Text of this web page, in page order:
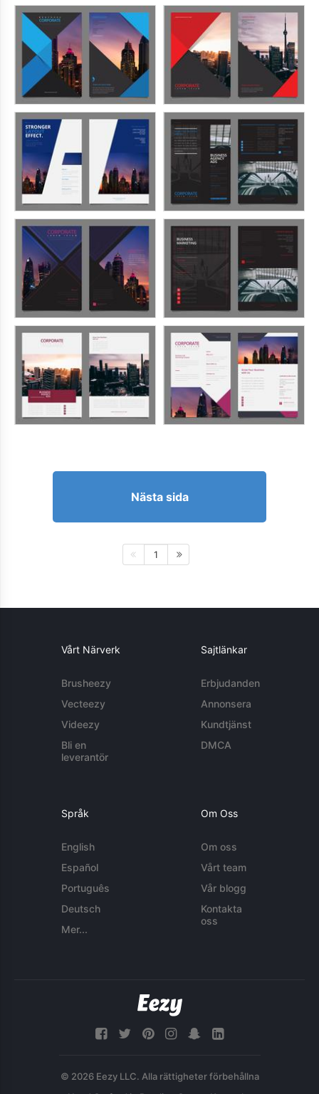
Nästa sida
1
Vårt Närverk
Brusheezy
Vecteezy
Videezy
Bli en
leverantör
Sajtlänkar
Erbjudanden
Annonsera
Kundtjänst
DMCA
Språk
English
Español
Português
Deutsch
Mer...
Om Oss
Om oss
Vårt team
Vår blogg
Kontakta
oss
© 2026 Eezy LLC. Alla rättigheter förbehållna